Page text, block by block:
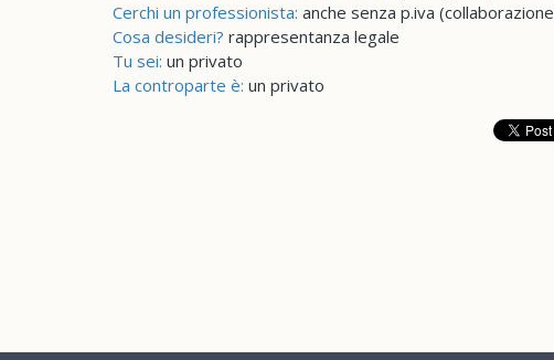
Cerchi un professionista: anche senza p.iva
Cosa desideri? rappresentanza legale
Tu sei: un privato
La controparte è: un privato